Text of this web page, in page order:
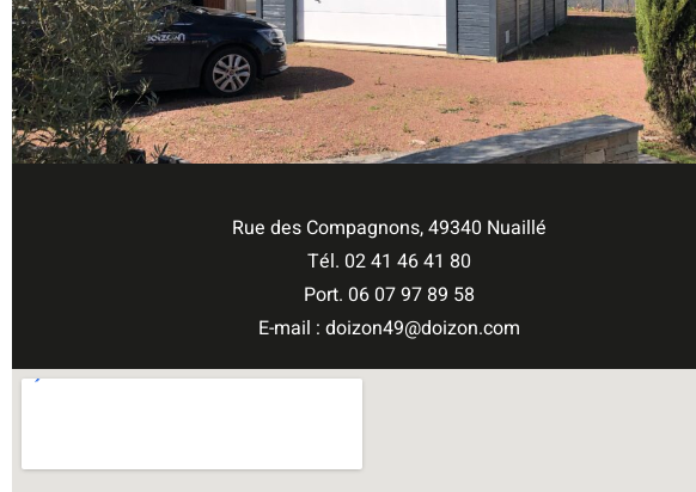
Rue des Compagnons, 49340 Nuaillé
Tél. 02 41 46 41 80
Port. 06 07 97 89 58
E-mail : doizon49@doizon.com